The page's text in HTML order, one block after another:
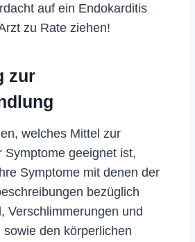
auf ein Endokarditis
zu Rate ziehen!
zur
welches Mittel zur
Symptome geeignet ist,
Symptome mit denen der
bezüglich
Verschlimmerungen und
den körperlichen